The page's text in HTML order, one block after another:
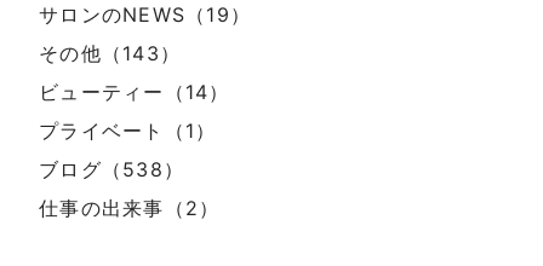
サロンのNEWS（19）
その他（143）
ビューティー（14）
プライベート（1）
ブログ（538）
仕事の出来事（2）